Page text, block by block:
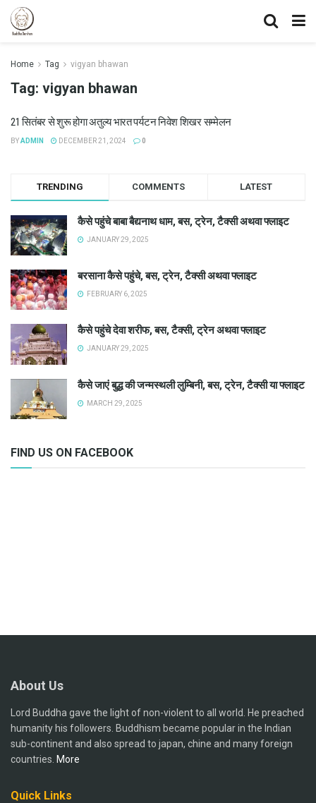
Home Tag vigyan bhawan
Tag: vigyan bhawan
21 सितंबर से शुरू होगा अतुल्य भारत पर्यटन निवेश शिखर सम्मेलन
BYADMIN DECEMBER 21, 2024 0
TRENDING COMMENTS LATEST
कैसे पहुंचे बाबा बैद्यनाथ धाम, बस, ट्रेन, टैक्सी अथवा फ्लाइट
JANUARY 29, 2025
बरसाना कैसे पहुंचे, बस, ट्रेन, टैक्सी अथवा फ्लाइट
FEBRUARY 6, 2025
कैसे पहुंचे देवा शरीफ, बस, टैक्सी, ट्रेन अथवा फ्लाइट
JANUARY 29, 2025
कैसे जाएं बुद्ध की जन्मस्थली लुम्बिनी, बस, ट्रेन, टैक्सी या फ्लाइट
MARCH 29, 2025
FIND US ON FACEBOOK
About Us
Lord Buddha gave the light of non-violent to all world. He preached
humanity his followers. Buddhism became popular in the Indian
sub-continent and also spread to japan, chine and many foreign
countries. More
Quick Links